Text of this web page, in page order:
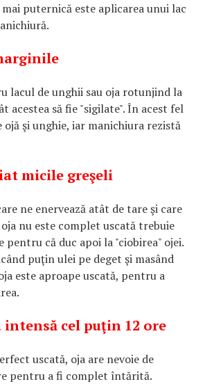
puternică este aplicarea unui lac
lacul de unghii sau oja rotunjind la
acestea să fie "sigilate". În acest fel
şi unghie, iar manichiura rezistă
micile greşeli
ne enervează atât de tare şi care
nu este complet uscată trebuie
pentru că duc apoi la "ciobirea" ojei.
puţin ulei pe deget şi masând
este aproape uscată, pentru a
intensă cel puţin 12 ore
uscată, oja are nevoie de
pentru a fi complet întărită.